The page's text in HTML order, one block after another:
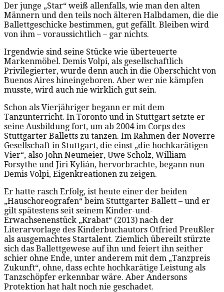
Der junge „Star“ weiß allenfalls, wie man den alten
Männern und den teils noch älteren Halbdamen, die die
Ballettgeschicke bestimmen, gut gefällt. Bleiben wird
von ihm – voraussichtlich – gar nichts.
Irgendwie sind seine Stücke wie überteuerte
Markenmöbel. Demis Volpi, als gesellschaftlich
Privilegierter, wurde denn auch in die Oberschicht von
Buenos Aires hineingeboren. Aber wer nie kämpfen
musste, wird auch nie wirklich gut sein.
Schon als Vierjähriger begann er mit dem
Tanzunterricht. In Toronto und in Stuttgart setzte er
seine Ausbildung fort, um ab 2004 im Corps des
Stuttgarter Balletts zu tanzen. Im Rahmen der Noverre
Gesellschaft in Stuttgart, die einst „die hochkarätigen
Vier“, also John Neumeier, Uwe Scholz, William
Forsythe und Jiri Kylián, hervorbrachte, begann nun
Demis Volpi, Eigenkreationen zu zeigen.
Er hatte rasch Erfolg, ist heute einer der beiden
„Hauschoreografen“ beim Stuttgarter Ballett – und er
gilt spätestens seit seinem Kinder-und-
Erwachsenenstück „Krabat“ (2013) nach der
Literarvorlage des Kinderbuchautors Otfried Preußler
als ausgemachtes Startalent. Ziemlich übereilt stürzte
sich das Ballettgewese auf ihn und feiert ihn seither
schier ohne Ende, unter anderem mit dem „Tanzpreis
Zukunft“, ohne, dass echte hochkarätige Leistung als
Tanzschöpfer erkennbar wäre. Aber Andersons
Protektion hat halt noch nie geschadet.